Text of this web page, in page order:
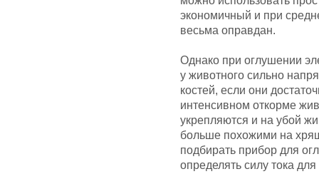
экономичный и при
весьма оправдан.
Однако при оглушении
у животного сильно
костей, если они
интенсивном откорме
укрепляются и на убой
больше похожими на
подбирать прибор для
определять силу тока